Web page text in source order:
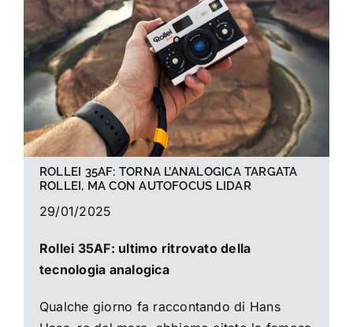
ROLLEI 35AF: TORNA L’ANALOGICA TARGATA
ROLLEI, MA CON AUTOFOCUS LIDAR
29/01/2025
Rollei 35AF: ultimo ritrovato della
tecnologia analogica
Qualche giorno fa raccontando di Hans